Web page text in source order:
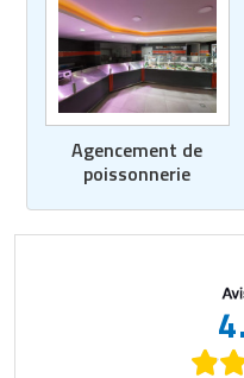
Agencement de
poissonnerie